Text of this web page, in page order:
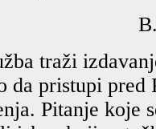
traži
da pristupi pred
Pitanje koje